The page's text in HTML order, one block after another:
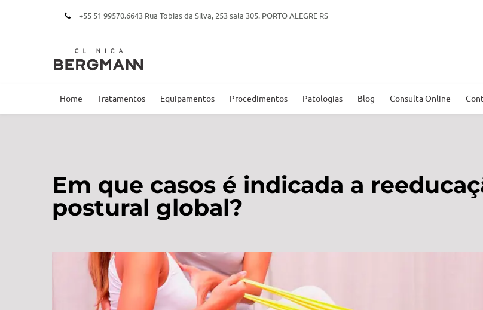
+55 51 99570.6643 Rua Tobias da Silva, 253 sala 305. PORTO ALEGRE RS
Home Tratamentos Equipamentos Procedimentos Patologias Blog Consulta Online
Em que casos é indicada a
postural global?